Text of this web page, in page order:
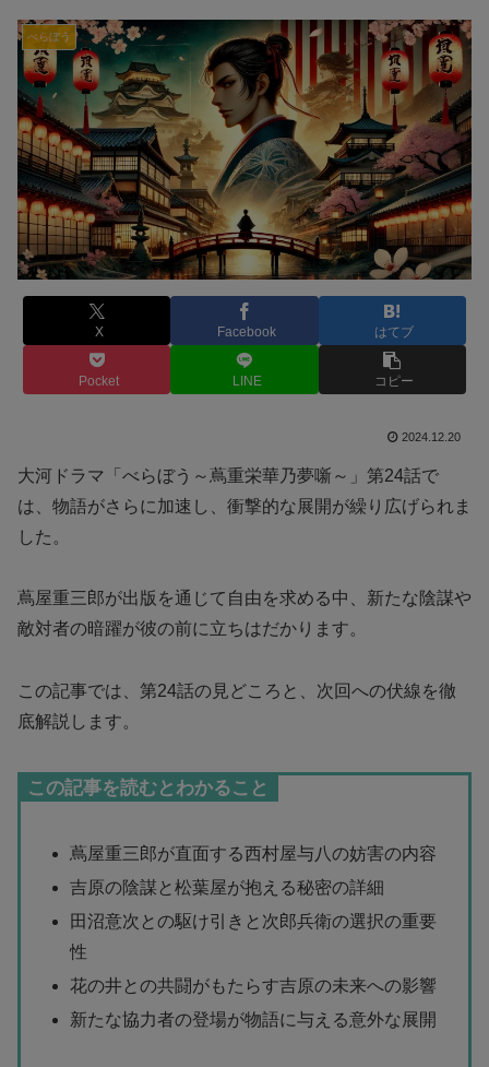
べらぼう
X Facebook はてブ
Pocket LINE コピー
2024.12.20
大河ドラマ「べらぼう～蔦重栄華乃夢噺～」第24話で
は、物語がさらに加速し、衝撃的な展開が繰り広げられま
した。
蔦屋重三郎が出版を通じて自由を求める中、新たな陰謀や
敵対者の暗躍が彼の前に立ちはだかります。
この記事では、第24話の見どころと、次回への伏線を徹
底解説します。
この記事を読むとわかること
蔦屋重三郎が直面する西村屋与八の妨害の内容
吉原の陰謀と松葉屋が抱える秘密の詳細
田沼意次との駆け引きと次郎兵衛の選択の重要
性
花の井との共闘がもたらす吉原の未来への影響
新たな協力者の登場が物語に与える意外な展開